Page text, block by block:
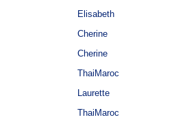
Elisabeth
Cherine
Cherine
ThaiMaroc
Laurette
ThaiMaroc